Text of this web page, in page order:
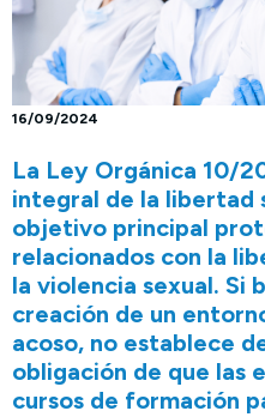
16/09/2024
La Ley Orgánica 10/
integral de la libertad
objetivo principal
relacionados con la
la violencia sexual. Si
creación de un
acoso, no establece
obligación de que las
cursos de formación